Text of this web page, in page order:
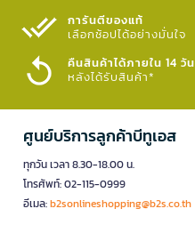
การันตีของแท้
เลือกช้อปได้อย่างมั่นใจ​
คืนสินค้าได้ภายใน 14 วัน
หลังได้รับสินค้า*
ศูนย์บริการลูกค้าบีทูเอส
ทุกวัน เวลา 8.30-18.00 น.
โทรศัพท์: 02-115-0999
อีเมล:b2sonlineshopping@b2s.co.th